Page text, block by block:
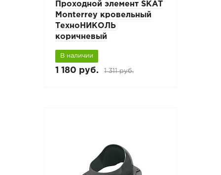
Проходной элемент SKAT
Monterrey кровельный
ТехноНИКОЛЬ
коричневый
В наличии
1 180 руб. 1 311 руб.